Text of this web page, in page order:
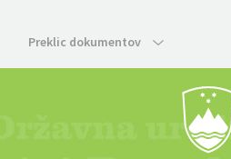
Preklic dokumentov